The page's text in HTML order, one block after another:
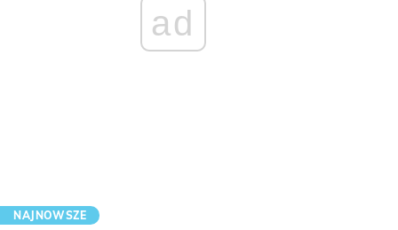
ad
NAJNOWSZE